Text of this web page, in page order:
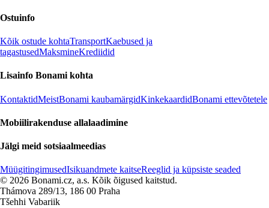
Ostuinfo
Kõik ostude kohtaTransportKaebused ja
tagastusedMaksmineKrediidid
Lisainfo Bonami kohta
KontaktidMeistBonami kaubamärgidKinkekaardidBonami ettevõtetele
Mobiilirakenduse allalaadimine
Jälgi meid sotsiaalmeedias
MüügitingimusedIsikuandmete kaitseReeglid ja küpsiste seaded
© 2026 Bonami.cz, a.s. Kõik õigused kaitstud.
Thámova 289/13, 186 00 Praha
Tšehhi Vabariik